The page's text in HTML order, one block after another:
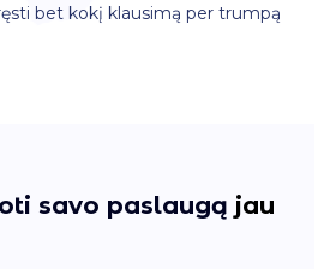
bet kokį klausimą per trumpą
savo paslaugą jau